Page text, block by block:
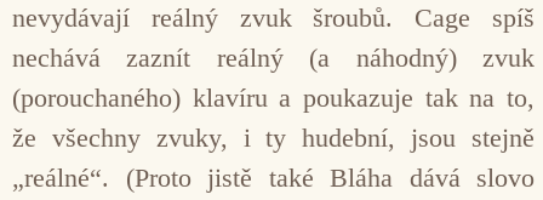
nevydávají reálný zvuk šroubů. Cage spíš
nechává zaznít reálný (a náhodný) zvuk
(porouchaného) klavíru a poukazuje tak na to,
že všechny zvuky, i ty hudební, jsou stejně
„reálné“. (Proto jistě také Bláha dává slovo